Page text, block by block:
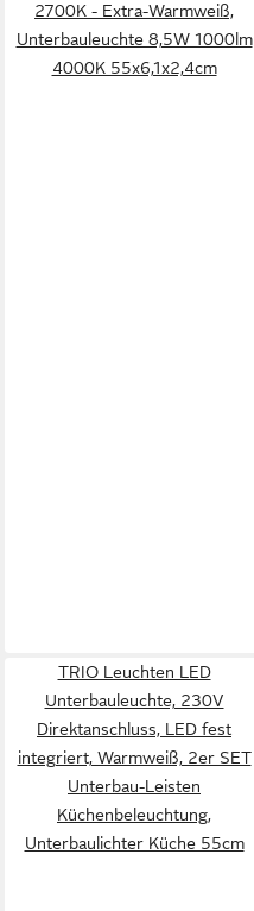
2700K - Extra-Warmweiß,
Unterbauleuchte 8,5W 1000lm
4000K 55x6,1x2,4cm
TRIO Leuchten LED
Unterbauleuchte, 230V
Direktanschluss, LED fest
integriert, Warmweiß, 2er SET
Unterbau-Leisten
Küchenbeleuchtung,
Unterbaulichter Küche 55cm